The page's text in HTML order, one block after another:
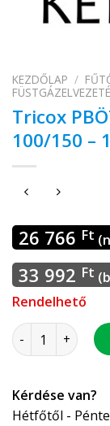
KEZDŐLAP /
Tricox
100/150 –
26 766 Ft
33 992 Ft
Rendelhető
Tricox PBÖ7005
Kérdése van?
Hétfőtől -